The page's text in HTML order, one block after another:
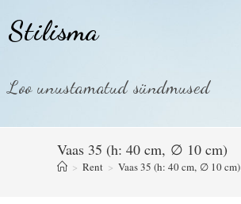
Stilisma
Loo unustamatud sündmused
Vaas 35 (h: 40 cm, ∅ 10 cm)
> Rent > Vaas 35 (h: 40 cm, ∅ 10 cm)